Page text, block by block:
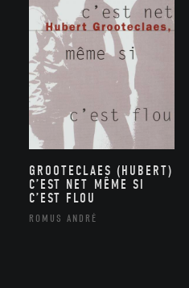
GROOTECLAES (HUBERT)
C’EST NET MÊME SI
C’EST FLOU
ROMUS ANDRÉ